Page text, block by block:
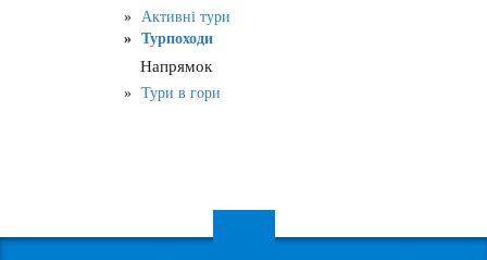
Активні тури
Турпоходи
Напрямок
Тури в гори